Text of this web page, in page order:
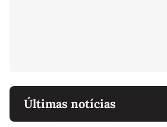
Últimas notícias